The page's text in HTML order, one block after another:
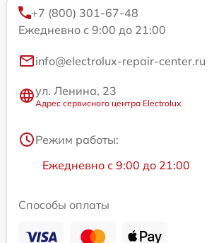
+7 (800) 301-67-48
Ежедневно с 9:00 до 21:00
info@electrolux-repair-center.ru
ул. Ленина, 23
Адрес сервисного центра Electrolux
Режим работы:
Ежедневно с 9:00 до 21:00
Способы оплаты